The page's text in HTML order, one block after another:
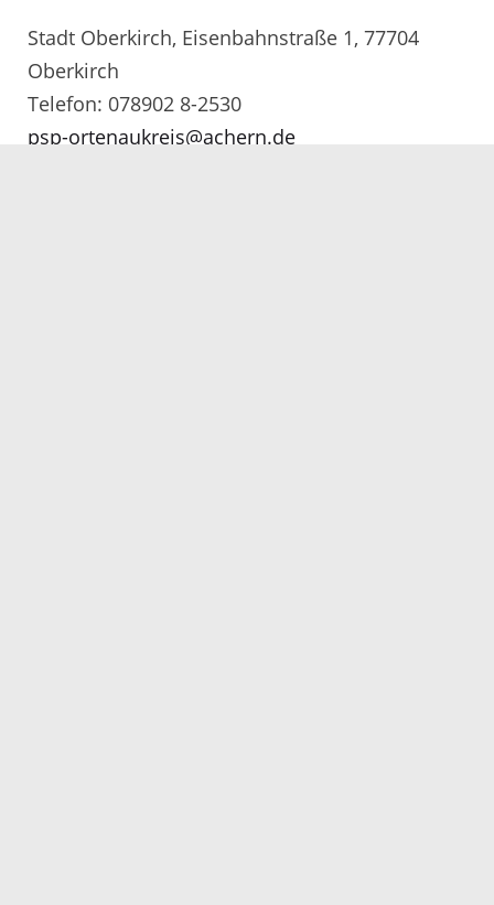
Stadt Oberkirch, Eisenbahnstraße 1, 77704
Oberkirch
Telefon: 078902 8-2530
psp-ortenaukreis@achern.de